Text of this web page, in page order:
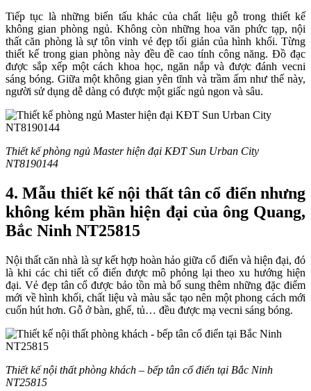
Tiếp tục là những biến tấu khác của chất liệu gỗ trong thiết kế
không gian phòng ngủ. Không còn những hoa văn phức tạp, nội
thất căn phòng là sự tôn vinh vẻ đẹp tối giản của hình khối. Từng
thiết kế trong gian phòng này đều đề cao tính công năng. Đồ đạc
được sắp xếp một cách khoa học, ngăn nắp và được đánh vecni
sáng bóng. Giữa một không gian yên tĩnh và trầm ấm như thế này,
người sử dụng dễ dàng có được một giấc ngủ ngon và sâu.
Thiết kế phòng ngủ Master hiện đại KĐT Sun Urban City
NT8190144
4. Mẫu thiết kế nội thất tân cổ điển nhưng
không kém phần hiện đại của ông Quang,
Bắc Ninh NT25815
Nội thất căn nhà là sự kết hợp hoàn hảo giữa cổ điển và hiện đại, đó
là khi các chi tiết cổ điển được mô phỏng lại theo xu hướng hiện
đại. Vẻ đẹp tân cổ được bảo tồn mà bổ sung thêm những đặc điểm
mới về hình khối, chất liệu và màu sắc tạo nên một phong cách mới
cuốn hút hơn. Gỗ ở bàn, ghế, tủ… đều được mạ vecni sáng bóng.
Thiết kế nội thất phòng khách – bếp tân cổ điển tại Bắc Ninh
NT25815